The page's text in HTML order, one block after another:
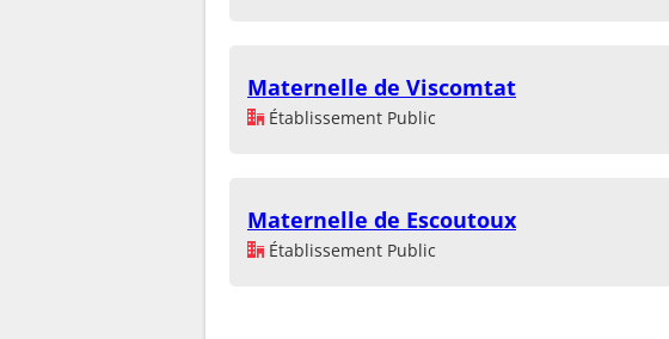
Maternelle de Viscomtat
Établissement Public
Maternelle de Escoutoux
Établissement Public